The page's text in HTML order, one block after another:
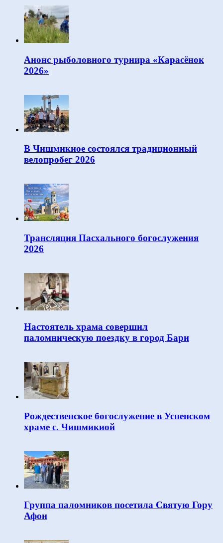
Анонс рыболовного турнира «Карасёнок
2026»
В Чишмикиое состоялся традиционный
велопробег 2026
Трансляция Пасхального богослужения
2026
Настоятель храма совершил
паломническую поездку в город Бари
Рождественское богослужение в Успенском
храме с. Чишмикиой
Группа паломников посетила Святую Гору
Афон